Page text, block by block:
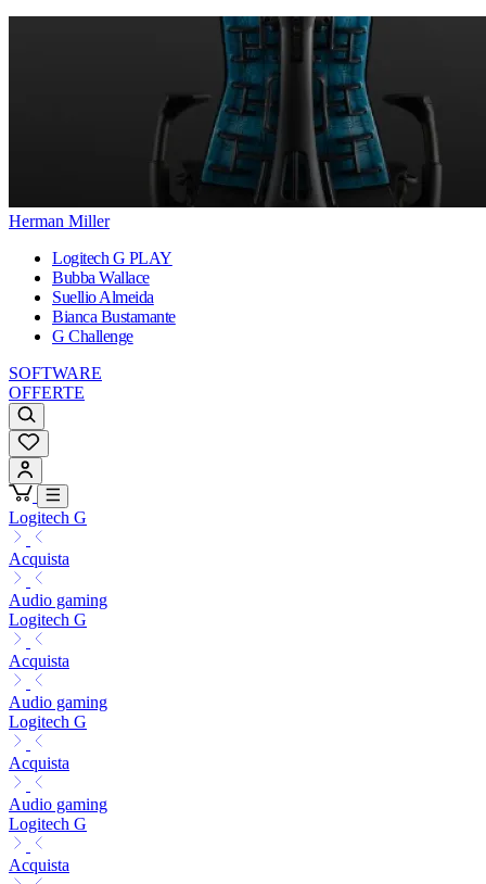
Herman Miller
Logitech G PLAY
Bubba Wallace
Suellio Almeida
Bianca Bustamante
G Challenge
SOFTWARE
OFFERTE
Logitech G
Acquista
Audio gaming
Logitech G
Acquista
Audio gaming
Logitech G
Acquista
Audio gaming
Logitech G
Acquista